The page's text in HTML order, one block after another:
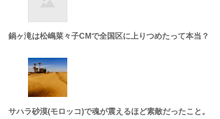
鍋ヶ滝は松嶋菜々子CMで全国区に上りつめたって本当？
サハラ砂漠(モロッコ)で魂が震えるほど素敵だったこと。